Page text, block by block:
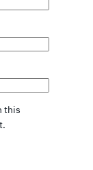
this